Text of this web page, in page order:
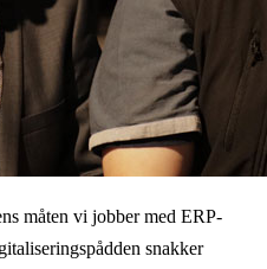
måten vi jobber med ERP-
snakker